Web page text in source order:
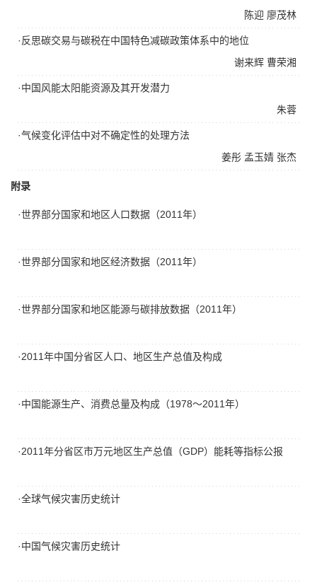
廖茂林
陈迎
谢来辉 曹荣湘
·反思碳交易与碳税在中国特色减碳政策体系中的地位
朱蓉
·中国风能太阳能资源及其开发潜力
张杰
孟玉婧
姜彤
·气候变化评估中对不确定性的处理方法
附录
·世界部分国家和地区人口数据（2011年）
·世界部分国家和地区经济数据（2011年）
·世界部分国家和地区能源与碳排放数据（2011年）
·2011年中国分省区人口、地区生产总值及构成
·中国能源生产、消费总量及构成（1978～2011年）
·2011年分省区市万元地区生产总值（GDP）能耗等指标公报
·全球气候灾害历史统计
·中国气候灾害历史统计